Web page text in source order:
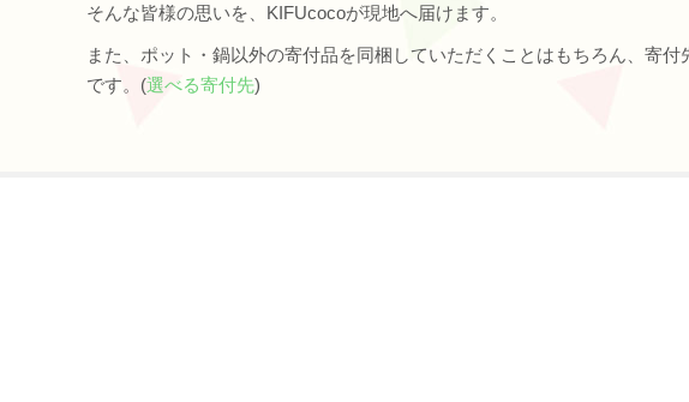
そんな皆様の思いを、KIFUcocoが現地へ届けます。
また、ポット・鍋以外の寄付品を同梱していただくことはもちろん、寄
です。(選べる寄付先)